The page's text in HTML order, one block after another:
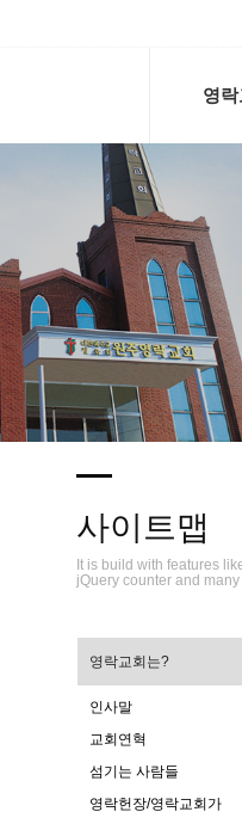
영
사이트맵
It is build with features
jQuery counter and
영락교회는?
인사말
교회연혁
섬기는 사람들
영락헌장/영락교회가